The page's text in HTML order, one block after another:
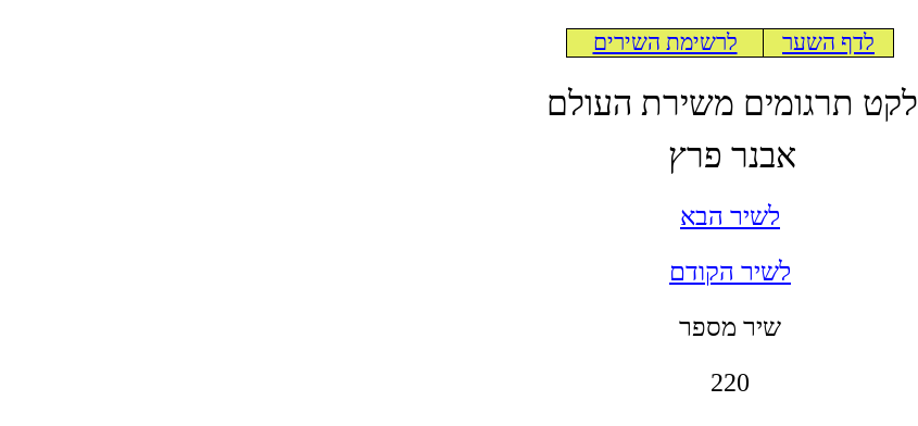
לדף השער לרשימת השירים
לקט תרגומים משירת העולם
אבנר פרץ
לשיר הבא
לשיר הקודם
שיר מספר
220